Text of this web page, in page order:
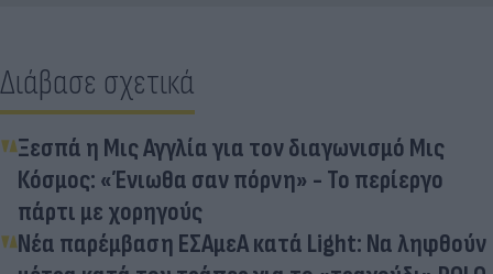
Διάβασε σχετικά
Ξεσπά η Μις Αγγλία για τον διαγωνισμό Μις
Κόσμος: «Ένιωθα σαν πόρνη» - Το περίεργο
πάρτι με χορηγούς
Νέα παρέμβαση ΕΣΑμεΑ κατά Light: Να ληφθούν